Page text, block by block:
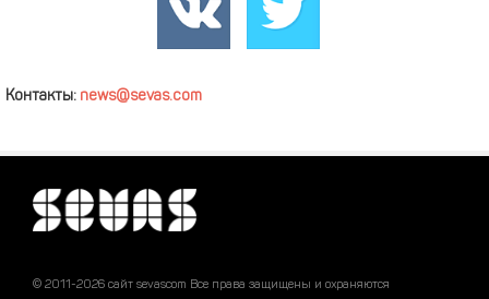
Контакты: news@sevas.com
© 2011-2026 сайт sevascom Все права защищены и охраняются